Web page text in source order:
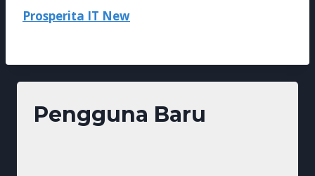
Prosperita IT New
Pengguna Baru